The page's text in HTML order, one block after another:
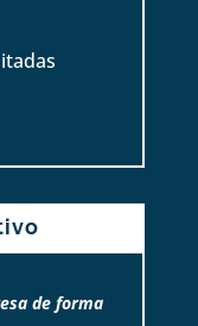
de forma